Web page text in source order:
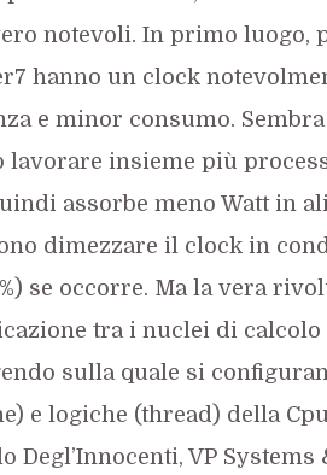
notevoli. In primo luogo,
hanno un clock
e minor consumo.
lavorare insieme più
assorbe meno Watt in
dimezzare il clock in
se occorre. Ma la vera
tra i nuclei di calcolo
sulla quale si
e logiche (thread) della
Degl’Innocenti, VP